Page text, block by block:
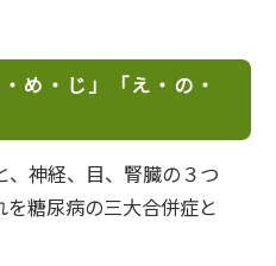
め・じ」「え・の・
、神経、目、腎臓の３つ
糖尿病の三大合併症と